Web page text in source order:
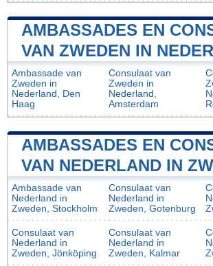
AMBASSADES EN
VAN ZWEDEN IN
Ambassade van
Zweden in
Nederland, Den
Haag
Consulaat van
Zweden in
Nederland,
Amsterdam
AMBASSADES EN
VAN NEDERLAND IN
Ambassade van
Nederland in
Zweden, Stockholm
Consulaat van
Nederland in
Zweden, Gotenburg
Consulaat van
Nederland in
Zweden, Jönköping
Consulaat van
Nederland in
Zweden, Kalmar